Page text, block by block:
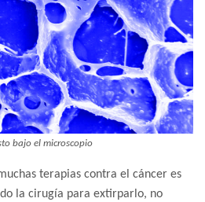
bajo el microscopio
terapias contra el cáncer es
la cirugía para extirparlo, no